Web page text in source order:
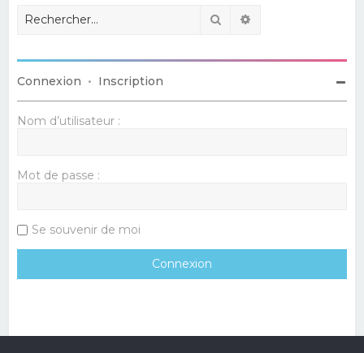
Rechercher
Connexion • Inscription
Nom d’utilisateur :
Mot de passe :
Se souvenir de moi